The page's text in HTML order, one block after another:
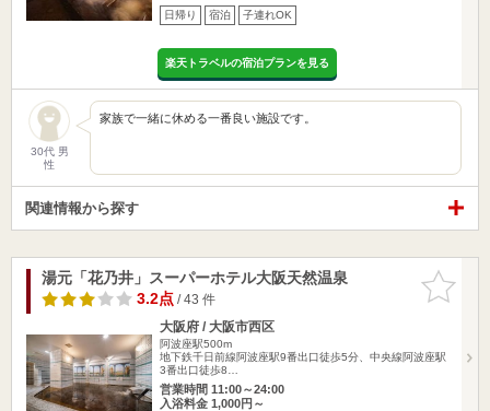
日帰り 宿泊 子連れOK
楽天トラベルの宿泊プランを見る
30代 男
性
家族で一緒に休める一番良い施設です。
関連情報から探す
お気に入
りに追加
湯元「花乃井」スーパーホテル大阪天然温泉
3.2点/ 43 件
大阪府 / 大阪市西区
阿波座駅500m
地下鉄千日前線阿波座駅9番出口徒歩5分、中央線阿波座駅
3番出口徒歩8…
営業時間 11:00～24:00
入浴料金 1,000円～